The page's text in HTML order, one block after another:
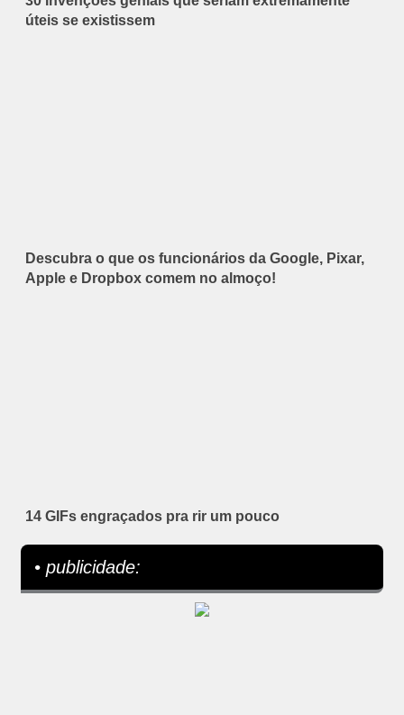
úteis se existissem
Descubra o que os funcionários da Google, Pixar,
Apple e Dropbox comem no almoço!
14 GIFs engraçados pra rir um pouco
• publicidade: